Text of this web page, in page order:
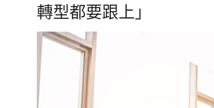
轉型都要跟上」